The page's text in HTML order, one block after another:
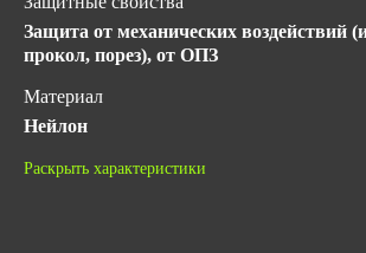
Защита от механических воздействий
прокол, порез), от ОПЗ
Материал
Нейлон
ГОСТ
Раскрыть характеристики